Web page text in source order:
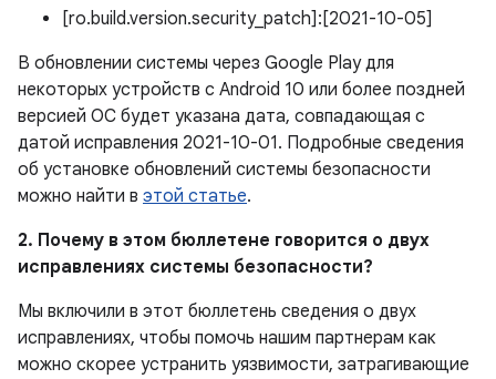
[ro.build.version.security_patch]:[2021-10-05]
В обновлении системы через Google Play для
некоторых устройств с Android 10 или более поздней
версией ОС будет указана дата, совпадающая с
датой исправления 2021-10-01. Подробные сведения
об установке обновлений системы безопасности
можно найти в этой статье.
2. Почему в этом бюллетене говорится о двух
исправлениях системы безопасности?
Мы включили в этот бюллетень сведения о двух
исправлениях, чтобы помочь нашим партнерам как
можно скорее устранить уязвимости, затрагивающие